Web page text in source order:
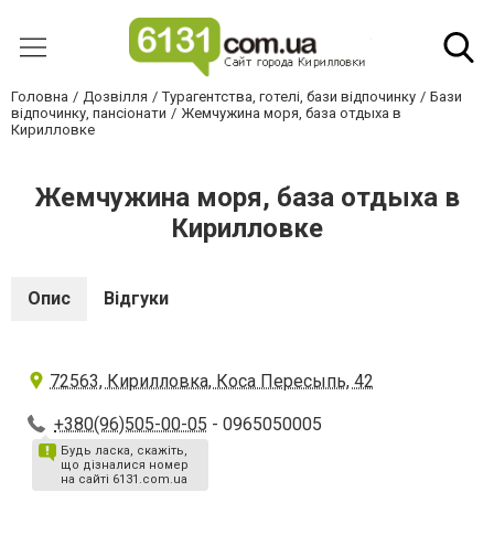
Головна Дозвілля Турагентства, готелі, бази відпочинку
Бази
відпочинку, пансіонати
Жемчужина моря, база отдыха в
Кирилловке
Жемчужина моря, база отдыха в
Кирилловке
Опис Відгуки
72563, Кирилловка, Коса Пересыпь, 42
+380(96)505-00-05 - 0965050005
Будь ласка, скажіть,
що дізналися номер
на сайті 6131.com.ua